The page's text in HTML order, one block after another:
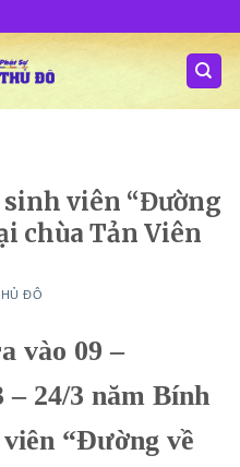
viên “Đường
chùa Tản Viên
ĐÔ
vào 09 –
– 24/3 năm Bính
“Đường về